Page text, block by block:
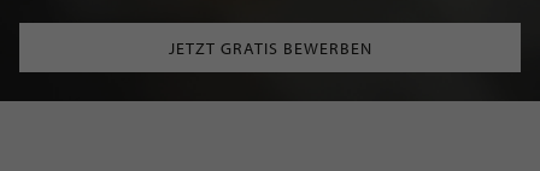
JETZT GRATIS BEWERBEN